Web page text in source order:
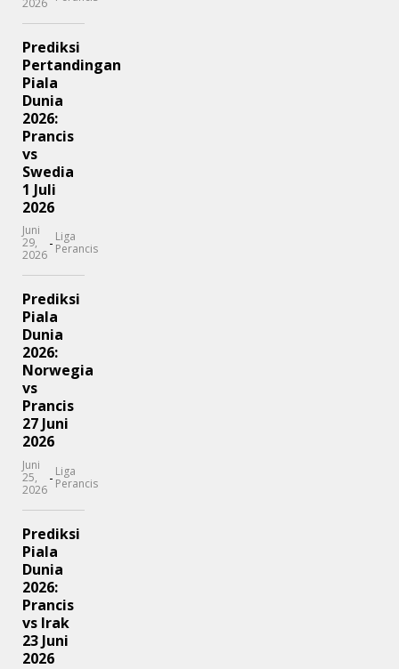
2026
Prediksi
Pertandingan
Piala
Dunia
2026:
Prancis
vs
Swedia
1 Juli
2026
Juni
29,
2026
- Liga
Perancis
Prediksi
Piala
Dunia
2026:
Norwegia
vs
Prancis
27 Juni
2026
Juni
25,
2026
- Liga
Perancis
Prediksi
Piala
Dunia
2026:
Prancis
vs Irak
23 Juni
2026